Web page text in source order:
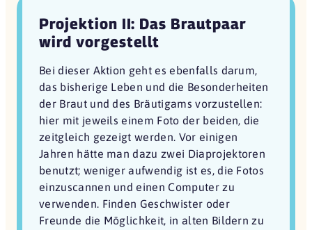
Projektion II: Das Brautpaar
wird vorgestellt
Bei dieser Aktion geht es ebenfalls darum,
das bisherige Leben und die Besonderheiten
der Braut und des Bräutigams vorzustellen:
hier mit jeweils einem Foto der beiden, die
zeitgleich gezeigt werden. Vor einigen
Jahren hätte man dazu zwei Diaprojektoren
benutzt; weniger aufwendig ist es, die Fotos
einzuscannen und einen Computer zu
verwenden. Finden Geschwister oder
Freunde die Möglichkeit, in alten Bildern zu